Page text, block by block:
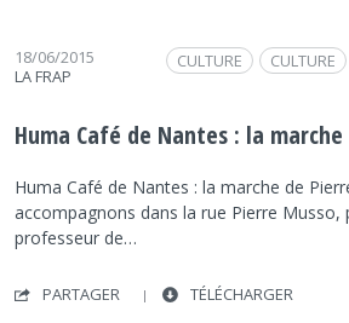
18/06/2015
LA FRAP
CULTURE
CULTURE
POLITIQUE
Huma Café de Nantes : la
Huma Café de Nantes : la marche de
accompagnons dans la rue Pierre Musso,
professeur de…
PARTAGER TÉLÉCHARGER